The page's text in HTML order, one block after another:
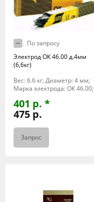
По запросу
Электрод ОК 46.00 д.4мм
(6,6кг)
Вес: 6.6 кг; Диаметр: 4 мм;
Марка электрода: ОК 46.00;
401 р. *
475 р.
Запрос